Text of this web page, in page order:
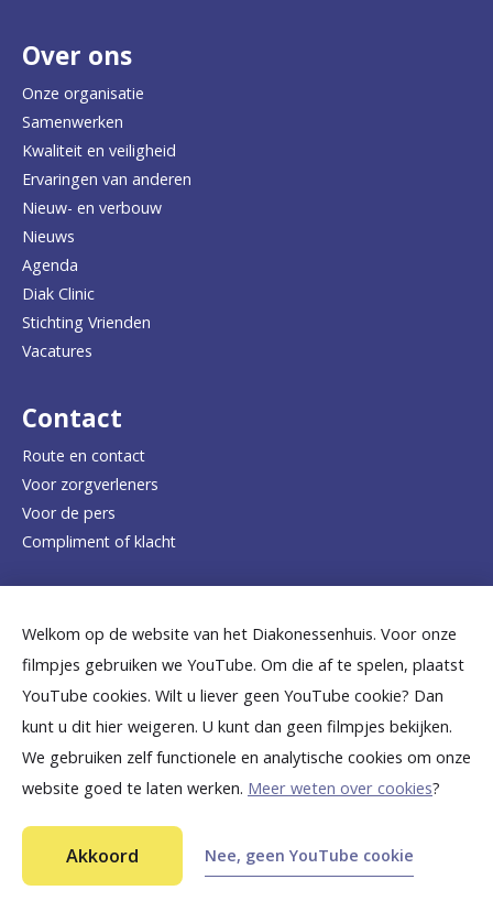
Welkom op de website van het Diakonessenhuis. Voor onze
filmpjes gebruiken we YouTube. Om die af te spelen, plaatst
YouTube cookies. Wilt u liever geen YouTube cookie? Dan
kunt u dit hier weigeren. U kunt dan geen filmpjes bekijken.
We gebruiken zelf functionele en analytische cookies om onze
website goed te laten werken. Meer weten over cookies?
Akkoord Nee, geen YouTube cookie
t
e
r
u
g
n
a
a
d
e
h
o
p
a
g
e
Over ons
Onze organisatie
Samenwerken
Kwaliteit en veiligheid
Ervaringen van anderen
Nieuw- en verbouw
Nieuws
Agenda
Diak Clinic
Stichting Vrienden
Vacatures
Contact
Route en contact
Voor zorgverleners
Voor de pers
Compliment of klacht
Dicht bij jou
B
e
k
k
B
e
k
j
k
B
e
k
B
e
k
j
B
e
k
j
Aansprakelijkheid
Toegankelijkheid